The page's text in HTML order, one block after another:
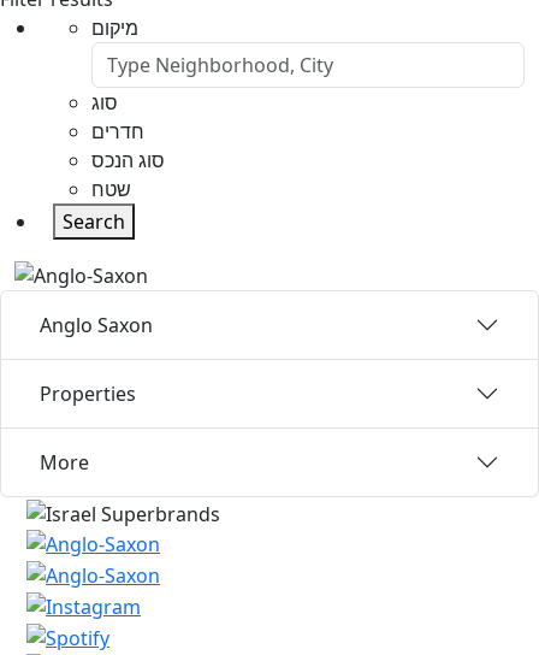
מיקום
סוג
חדרים
סוג הנכס
שטח
Search
Anglo Saxon
Properties
More